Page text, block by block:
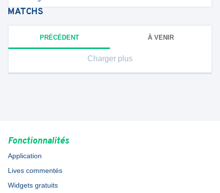
MATCHS
PRÉCÉDENT À VENIR
Charger plus
Fonctionnalités
Application
Lives commentés
Widgets gratuits